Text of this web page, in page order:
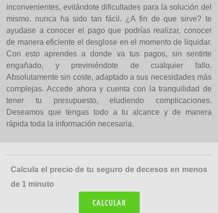
inconvenientes, evitándote dificultades para la solución del
mismo. nunca ha sido tan fácil. ¿A fin de que sirve? te
ayudase a conocer el pago que podrías realizar, conocer
de manera eficiente el desglose en el momento de liquidar.
Con esto aprendes a donde va tus pagos, sin sentirte
engañado, y previniéndote de cualquier fallo.
Absolutamente sin coste, adaptado a sus necesidades más
complejas. Accede ahora y cuenta con la tranquilidad de
tener tu presupuesto, eludiendo complicaciones.
Deseamos que tengas todo a tu alcance y de manera
rápida toda la información necesaria.
Calcula el precio de tu seguro de decesos en menos
de 1 minuto
CALCULAR